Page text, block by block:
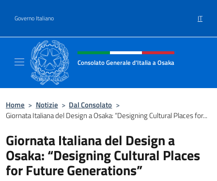
Governo Italiano IT
Intestazione sito, social e menù
Consolato Generale d'Italia a Osaka
Home > Notizie > Dal Consolato >
Giornata Italiana del Design a Osaka: “Designing Cultural Places for...
Giornata Italiana del Design a
Osaka: “Designing Cultural Places
for Future Generations”